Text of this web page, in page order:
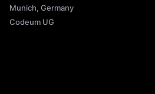
Munich, Germany
Codeum UG